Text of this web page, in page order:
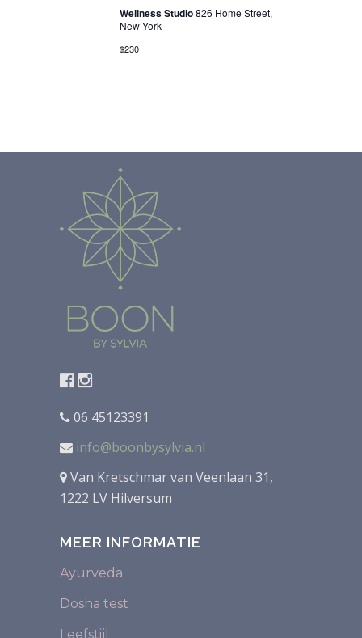
Wellness Studio826 Home Street,
New York
$230
06 45123391
info@boonbysylvia.nl
Van Kretschmar van Veenlaan 31,
1222 LV Hilversum
MEER INFORMATIE
Ayurveda
Dosha test
Leefstijl